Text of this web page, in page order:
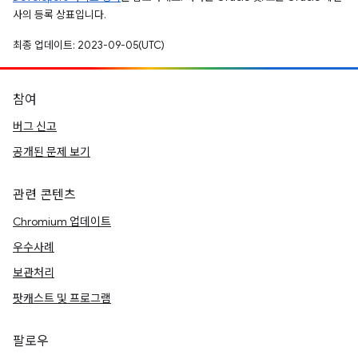
사의 등록 상표입니다.
최종 업데이트: 2023-09-05(UTC)
참여
버그 신고
공개된 문제 보기
관련 콘텐츠
Chromium 업데이트
우수사례
보관처리
팟캐스트 및 프로그램
팔로우